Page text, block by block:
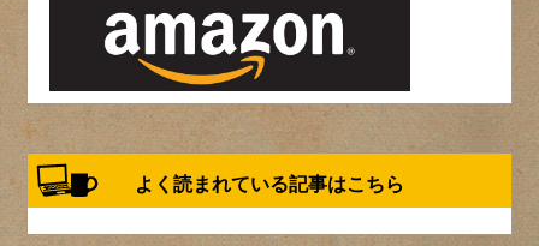
よく読まれている記事はこちら